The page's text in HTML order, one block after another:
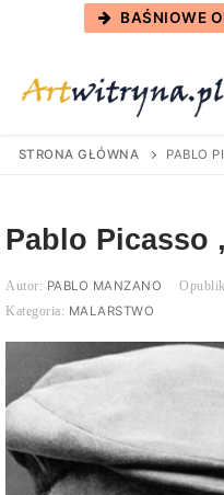
BAŚNIOWE
STRONA GŁÓWNA PABLO
Pablo Picasso
PABLO MANZANO
MALARSTWO